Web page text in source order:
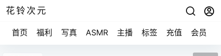
花铃次元
首页 福利 写真 ASMR 主播 标签 充值 会员